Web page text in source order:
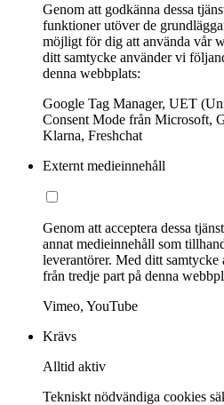
Genom att godkänna dessa
funktioner utöver de
möjligt för dig att använda vår
ditt samtycke använder vi
denna webbplats:
Google Tag Manager, UET
Consent Mode från Microsoft,
Klarna, Freshchat
Externt medieinnehåll
Genom att acceptera dessa
annat medieinnehåll som
leverantörer. Med ditt
från tredje part på denna
Vimeo, YouTube
Krävs
Alltid aktiv
Tekniskt nödvändiga cookies